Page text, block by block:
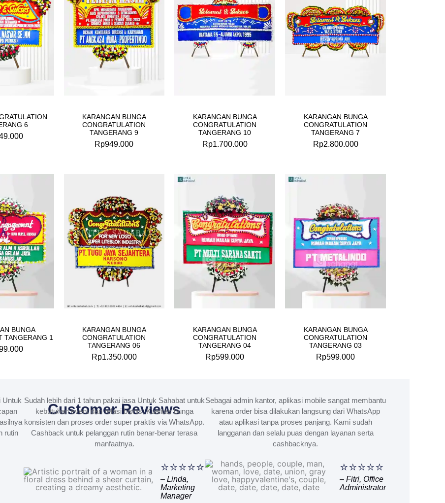
6
KARANGAN BUNGA
CONGRATULATION
TANGERANG 9
Rp949.000
KARANGAN BUNGA
CONGRATULATION
TANGERANG 10
Rp1.700.000
KARANGAN BUNGA
CONGRATULATION
TANGERANG 7
Rp2.800.000
BUNGA
TANGERANG 1
KARANGAN BUNGA
CONGRATULATION
TANGERANG 06
Rp1.350.000
KARANGAN BUNGA
CONGRATULATION
TANGERANG 04
Rp599.000
KARANGAN BUNGA
CONGRATULATION
TANGERANG 03
Rp599.000
Customer Reviews
Untuk
rutin
Sudah lebih dari 1 tahun pakai jasa Untuk Sahabat untuk
kebutuhan event dan relasi bisnis. Kualitas bunga
konsisten dan proses order super praktis via WhatsApp.
Cashback untuk pelanggan rutin benar-benar terasa
manfaatnya.
⭐⭐⭐⭐⭐
– Linda,
Marketing
Manager
Sebagai admin kantor, aplikasi mobile sangat membantu
karena order bisa dilakukan langsung dari WhatsApp
atau aplikasi tanpa proses panjang. Kami sudah
langganan dan selalu puas dengan layanan serta
cashbacknya.
⭐⭐⭐⭐⭐
– Fitri, Office
Administrator